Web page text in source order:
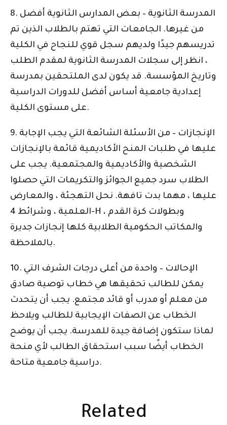
8. المدرسة الثانوية – بعض المدارس الثانوية أفضل
من غيرها. الجامعات التي تهتم بالطلاب الذين تم
تدريسهم جيدًا ولديهم سجل قوي للنجاح في الكلية
، انظر إلى سجلات المدرسة الثانوية لمقدم الطلب
وتاريخ المؤسسة. قد يكون لدى الملتحقين بمدرسة
إعدادية جامعية أساس أفضل للدورات الدراسية
على مستوى الكلية.
9. الإنجازات – من الأسئلة الشائعة التي يجب الإجابة
عليها في طلبات المنح الأكاديمية قائمة بالإنجازات
الشخصية والأكاديمية والمجتمعية. يجب على
الطلاب سرد جميع الجوائز والتكريمات التي حصلوا
عليها ، مهما بدت تافهة. نحل التهجئة ، والمعارض
العلمية ، وشرائط 4-H ، وبطولات كرة القدم
والمكاتب الحكومية الطلابية كلها إنجازات جديرة
بالملاحظة.
10. الإحالات – واحدة من أعلى درجات الشرف التي
يمكن للطالب تحقيقها هي خطاب توصية صادق
من معلم أو مدرب أو قائد مجتمع. يجب أن يتحدث
الخطاب عن الصفات الإيجابية للطالب ويلاحظ
لماذا ستكون إضافة جيدة للمدرسة. يجب أن يوضح
الخطاب أيضًا سبب استحقاق الطالب لأي منحة
دراسية جامعية متاحة.
Related